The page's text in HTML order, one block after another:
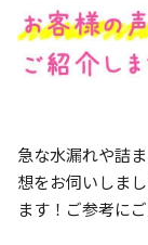
急な水漏れや詰
想をお伺いしま
ます！ご参考に